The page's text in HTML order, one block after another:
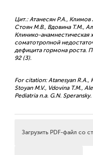
Цит.: Атанесян Р.А., Климов
Стоян М.В., Вдовина Т.М.,
Клинико-анамнестическая
соматотропной
дефицита гормона роста.
92 (3).
For citation: Atanesyan R.A.,
Stoyan M.V., Vdovina T.M.,
Pediatria n.a. G.N.
Загрузить PDF-файл со